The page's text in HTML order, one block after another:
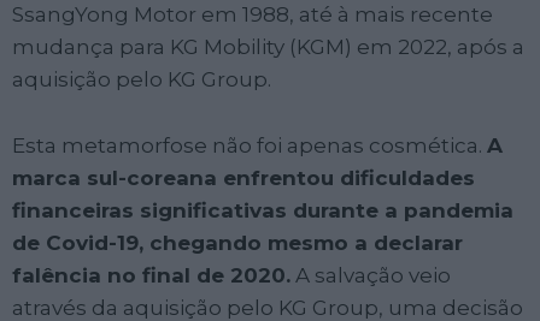
SsangYong Motor em 1988, até à mais recente
mudança para KG Mobility (KGM) em 2022, após a
aquisição pelo KG Group.
Esta metamorfose não foi apenas cosmética.A
marca sul-coreana enfrentou dificuldades
financeiras significativas durante a pandemia
de Covid-19, chegando mesmo a declarar
falência no final de 2020. A salvação veio
através da aquisição pelo KG Group, uma decisão